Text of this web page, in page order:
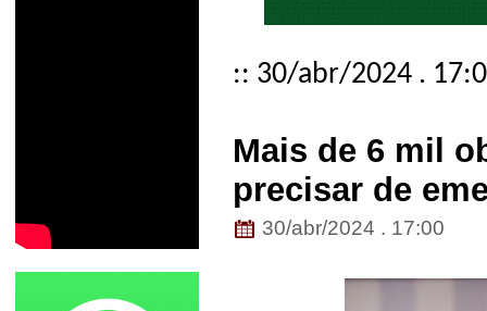
:: 30/abr/2024 .
Mais de 6 mil
precisar de
30/abr/2024 . 17:00